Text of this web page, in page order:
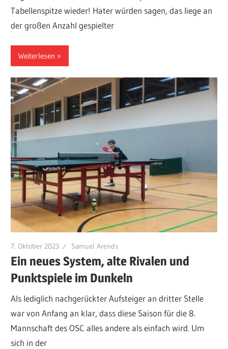
Tabellenspitze wieder! Hater würden sagen, das liege an
der großen Anzahl gespielter
Weiterlesen
7. Oktober 2023 Samuel Arends
Ein neues System, alte Rivalen und
Punktspiele im Dunkeln
Als lediglich nachgerückter Aufsteiger an dritter Stelle
war von Anfang an klar, dass diese Saison für die 8.
Mannschaft des OSC alles andere als einfach wird. Um
sich in der